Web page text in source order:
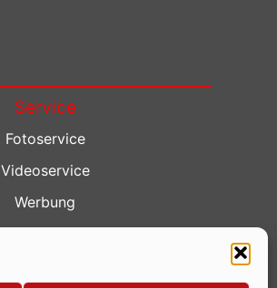
Service
Fotoservice
Videoservice
Werbung